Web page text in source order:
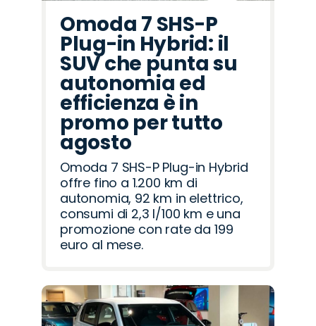
Omoda 7 SHS-P
Plug-in Hybrid: il
SUV che punta su
autonomia ed
efficienza è in
promo per tutto
agosto
Omoda 7 SHS-P Plug-in Hybrid
offre fino a 1.200 km di
autonomia, 92 km in elettrico,
consumi di 2,3 l/100 km e una
promozione con rate da 199
euro al mese.